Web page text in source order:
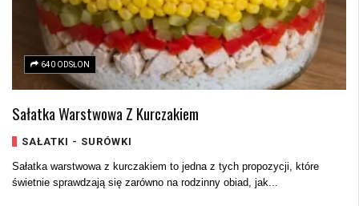
640 ODSŁON
Sałatka Warstwowa Z Kurczakiem
SAŁATKI - SURÓWKI
Sałatka warstwowa z kurczakiem to jedna z tych propozycji, które
świetnie sprawdzają się zarówno na rodzinny obiad, jak...